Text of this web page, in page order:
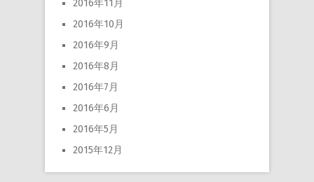
2016年11月
2016年10月
2016年9月
2016年8月
2016年7月
2016年6月
2016年5月
2015年12月